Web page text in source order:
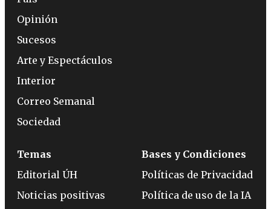
Opinión
Sucesos
Arte y Espectáculos
Interior
Correo Semanal
Sociedad
Temas
Editorial ÚH
Noticias positivas
Bases y Condiciones
Políticas de Privacidad
Política de uso de la IA